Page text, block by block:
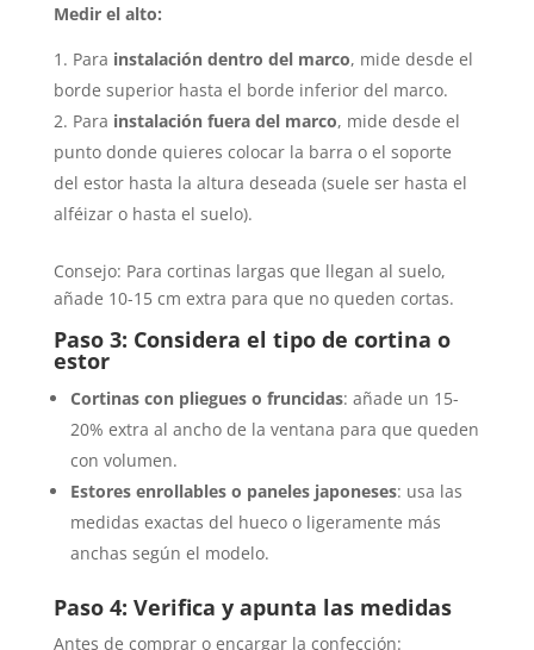
Medir el alto:
Para instalación dentro del marco, mide desde el
borde superior hasta el borde inferior del marco.
Para instalación fuera del marco, mide desde el
punto donde quieres colocar la barra o el soporte
del estor hasta la altura deseada (suele ser hasta el
alféizar o hasta el suelo).
Consejo: Para cortinas largas que llegan al suelo,
añade 10-15 cm extra para que no queden cortas.
Paso 3: Considera el tipo de cortina o
estor
Cortinas con pliegues o fruncidas: añade un 15-
20% extra al ancho de la ventana para que queden
con volumen.
Estores enrollables o paneles japoneses: usa las
medidas exactas del hueco o ligeramente más
anchas según el modelo.
Paso 4: Verifica y apunta las medidas
Antes de comprar o encargar la confección: